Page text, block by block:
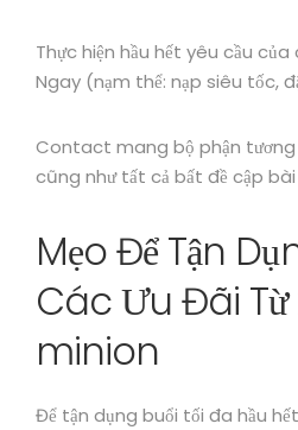
Thực hiện hầu hết yêu cầu
Ngay (nạm thể: nạp siêu tốc,
Contact mang bộ phận
cũng như tất cả bất đề cập
Mẹo Để Tận
Các Ưu Đãi
minion
Để tận dụng buổi tối đa hầu